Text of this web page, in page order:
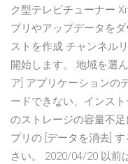
ク型テレビチューナー
プリやアップデータを
ストを作成 チャンネル
開始します。 地域を選
ア] アプリケーションの
ードできない、インス
のストレージの容量不
プリの [データを消去]
さい。 2020/04/20 以前